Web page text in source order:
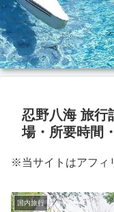
忍野八海 旅行
場・所要時間
※当サイトはアフィ
国内旅行